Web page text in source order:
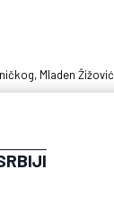
Mladen Žižović